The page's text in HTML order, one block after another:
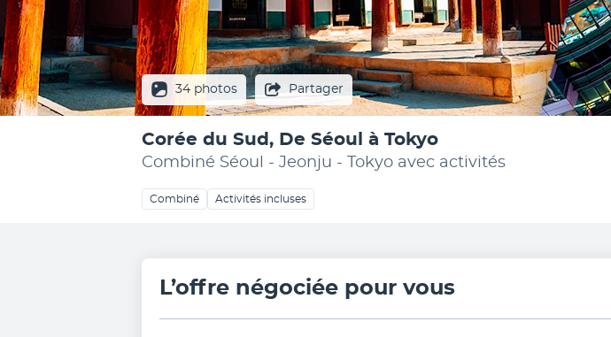
34 photos Partager
Corée du Sud, De Séoul à Tokyo
Combiné Séoul - Jeonju - Tokyo avec activités
Combiné Activités incluses
L’offre négociée pour vous